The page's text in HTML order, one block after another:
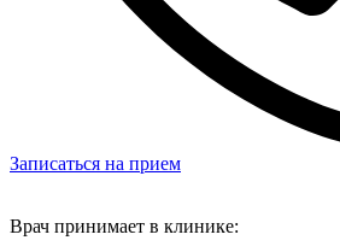
Записаться на прием
Врач принимает в клинике: